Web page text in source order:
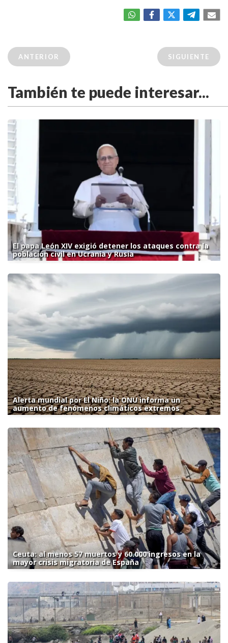
ANTERIOR SIGUIENTE
También te puede interesar...
El papa León XIV exigió detener los ataques contra la
población civil en Ucrania y Rusia
Alerta mundial por El Niño: la ONU informa un
aumento de fenómenos climáticos extremos
Ceuta: al menos 57 muertos y 60.000 ingresos en la
mayor crisis migratoria de España